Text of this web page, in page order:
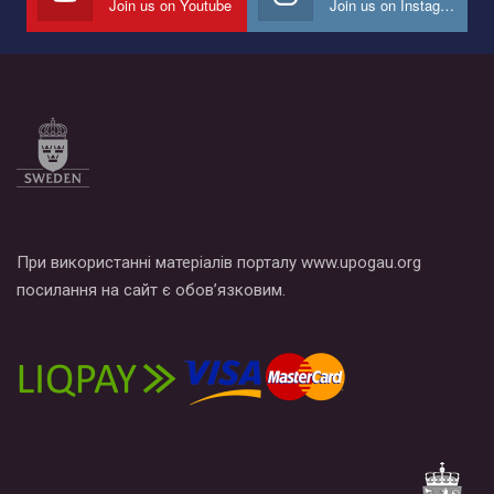
Все, что вам нужно сделать - это зайти на наш канал YouTube
Join us on Youtube Join us on Instagram
При використанні матеріалів порталу www.upogau.org
посилання на сайт є обов’язковим.